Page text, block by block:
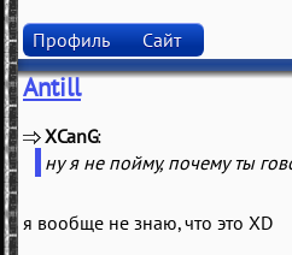
Профиль Сайт
Antill
XCanG
ну я не пойму, почему ты
я вообще не знаю, что это XD